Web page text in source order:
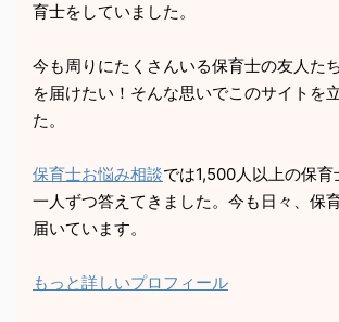
育士をしていました。
今も周りにたくさんいる保育士の友人た
を届けたい！そんな思いでこのサイトを
た。
保育士お悩み相談では1,500人以上の保
一人ずつ答えてきました。今も日々、保
届いています。
もっと詳しいプロフィール